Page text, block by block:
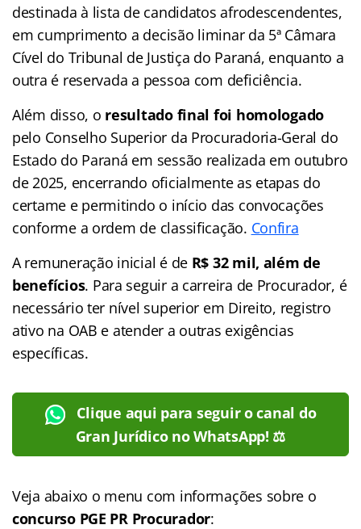
destinada à lista de candidatos afrodescendentes,
em cumprimento a decisão liminar da 5ª Câmara
Cível do Tribunal de Justiça do Paraná, enquanto a
outra é reservada a pessoa com deficiência.
Além disso, o resultado final foi homologado
pelo Conselho Superior da Procuradoria-Geral do
Estado do Paraná em sessão realizada em outubro
de 2025, encerrando oficialmente as etapas do
certame e permitindo o início das convocações
conforme a ordem de classificação. Confira
A remuneração inicial é de R$ 32 mil, além de
benefícios. Para seguir a carreira de Procurador, é
necessário ter nível superior em Direito, registro
ativo na OAB e atender a outras exigências
específicas.
Clique aqui para seguir o canal do
Gran Jurídico no WhatsApp! ⚖️
Veja abaixo o menu com informações sobre o
concurso PGE PR Procurador: